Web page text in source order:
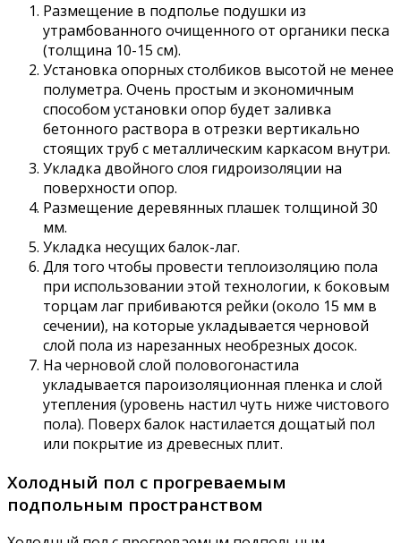
Размещение в подполье подушки из
утрамбованного очищенного от органики песка
(толщина 10-15 см).
Установка опорных столбиков высотой не менее
полуметра. Очень простым и экономичным
способом установки опор будет заливка
бетонного раствора в отрезки вертикально
стоящих труб с металлическим каркасом внутри.
Укладка двойного слоя гидроизоляции на
поверхности опор.
Размещение деревянных плашек толщиной 30
мм.
Укладка несущих балок-лаг.
Для того чтобы провести теплоизоляцию пола
при использовании этой технологии, к боковым
торцам лаг прибиваются рейки (около 15 мм в
сечении), на которые укладывается черновой
слой пола из нарезанных необрезных досок.
На черновой слой половогонастила
укладывается пароизоляционная пленка и слой
утепления (уровень настил чуть ниже чистового
пола). Поверх балок настилается дощатый пол
или покрытие из древесных плит.
Холодный пол с прогреваемым
подпольным пространством